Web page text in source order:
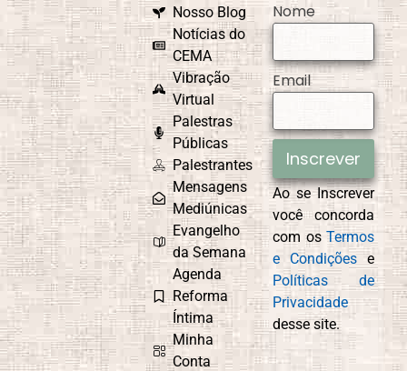
Nosso Blog
Notícias do
CEMA
Vibração
Virtual
Palestras
Públicas
Palestrantes
Mensagens
Mediúnicas
Evangelho
da Semana
Agenda
Reforma
Íntima
Minha
Conta
Nome
Email
Inscrever
Ao se Inscrever
você concorda
com osTermos
e Condições e
Políticas de
Privacidade
desse site.